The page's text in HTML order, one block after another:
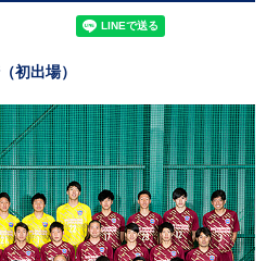
初出場）